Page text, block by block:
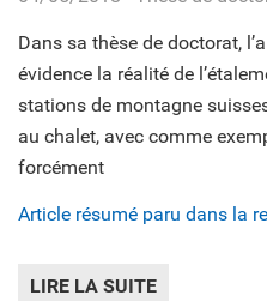
Dans sa thèse de doctorat,
évidence la réalité de
stations de montagne
au chalet, avec comme
forcément
Article résumé paru dans la
LIRE LA SUITE